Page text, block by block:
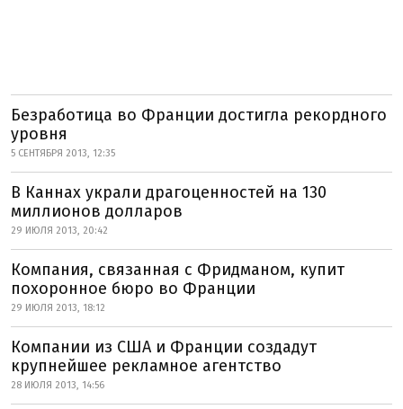
Безработица во Франции достигла рекордного
уровня
5 СЕНТЯБРЯ 2013, 12:35
В Каннах украли драгоценностей на 130
миллионов долларов
29 ИЮЛЯ 2013, 20:42
Компания, связанная с Фридманом, купит
похоронное бюро во Франции
29 ИЮЛЯ 2013, 18:12
Компании из США и Франции создадут
крупнейшее рекламное агентство
28 ИЮЛЯ 2013, 14:56